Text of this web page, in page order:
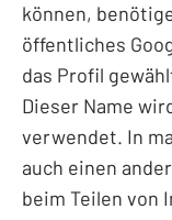
können,
öffentliches
das Profil
Dieser Name
verwendet. In
auch einen
beim Teilen von